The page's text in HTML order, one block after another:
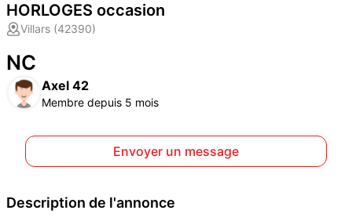
HORLOGES occasion
Villars (42390)
NC
Axel 42
Membre depuis 5 mois
Envoyer un message
Description de l'annonce